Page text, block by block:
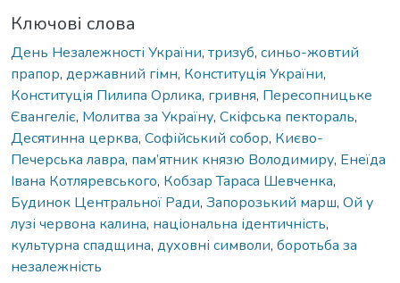
Ключові слова
День Незалежності України, тризуб, синьо-жовтий
прапор, державний гімн, Конституція України,
Конституція Пилипа Орлика, гривня, Пересопницьке
Євангеліє, Молитва за Україну, Скіфська пектораль,
Десятинна церква, Софійський собор, Києво-
Печерська лавра, пам’ятник князю Володимиру, Енеїда
Івана Котляревського, Кобзар Тараса Шевченка,
Будинок Центральної Ради, Запорозький марш, Ой у
лузі червона калина, національна ідентичність,
культурна спадщина, духовні символи, боротьба за
незалежність